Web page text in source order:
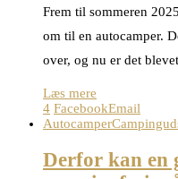
Frem til sommeren
om til en autocamper.
over, og nu er det
Læs mere
4 FacebookEmail
Autocamper
Derfor kan en